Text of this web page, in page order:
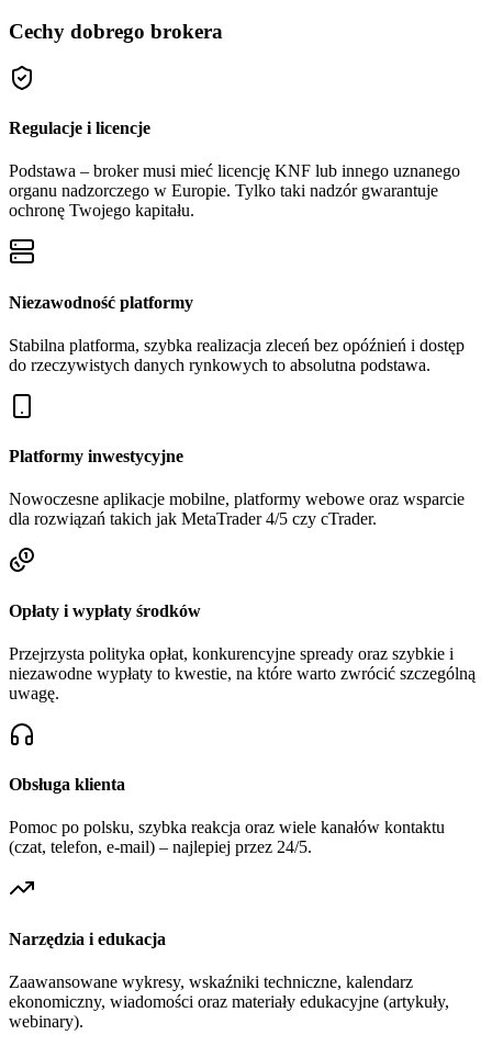
Cechy dobrego brokera
Regulacje i licencje
Podstawa – broker musi mieć licencję KNF lub innego uznanego
organu nadzorczego w Europie. Tylko taki nadzór gwarantuje
ochronę Twojego kapitału.
Niezawodność platformy
Stabilna platforma, szybka realizacja zleceń bez opóźnień i dostęp
do rzeczywistych danych rynkowych to absolutna podstawa.
Platformy inwestycyjne
Nowoczesne aplikacje mobilne, platformy webowe oraz wsparcie
dla rozwiązań takich jak MetaTrader 4/5 czy cTrader.
Opłaty i wypłaty środków
Przejrzysta polityka opłat, konkurencyjne spready oraz szybkie i
niezawodne wypłaty to kwestie, na które warto zwrócić szczególną
uwagę.
Obsługa klienta
Pomoc po polsku, szybka reakcja oraz wiele kanałów kontaktu
(czat, telefon, e-mail) – najlepiej przez 24/5.
Narzędzia i edukacja
Zaawansowane wykresy, wskaźniki techniczne, kalendarz
ekonomiczny, wiadomości oraz materiały edukacyjne (artykuły,
webinary).